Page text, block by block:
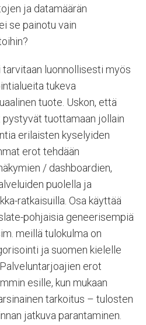
ja datamäärän
se painotu vain
luonnollisesti myös
tukeva
tuote. Uskon, että
pystyvät tuottamaan jollain
erilaisten kyselyiden
erot tehdään
/ dashboardien,
puolella ja
ratkaisuilla. Osa käyttää
pohjaisia geneerisempiä
meillä tulokulma on
ja suomen kielelle
erot
esille, kun mukaan
tarkoitus – tulosten
jatkuva parantaminen.